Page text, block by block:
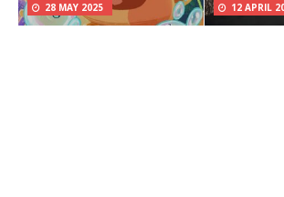
28 MAY 2025 12 APRIL